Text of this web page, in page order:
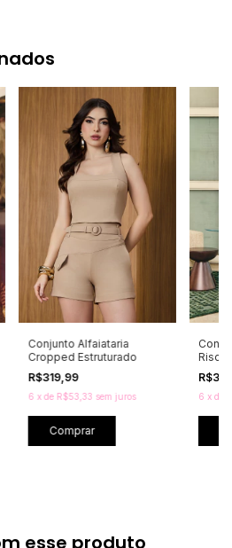
Conjunto Alfaiataria
Cropped Estruturado
R$319,99
6 xde R$53,33 sem juros
Comprar
Risca
6 x de
esse produto